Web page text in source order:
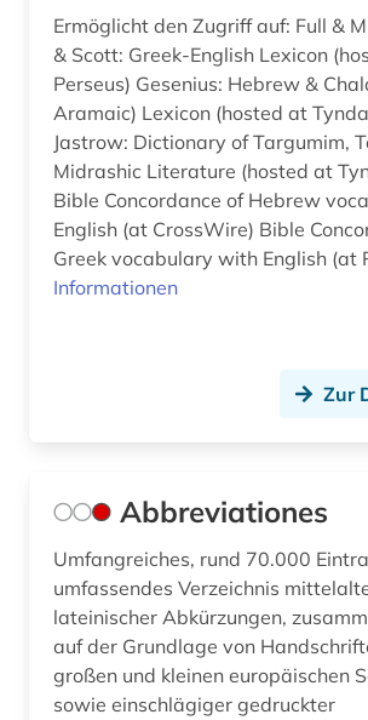
galloromanistik (4)
geistesleben (2)
geisteswissenschaft (1)
geisteswissenschaften (17)
geowissenschaften (1)
germanistik (2)
geschichte 1300-1600 (2)
geschichte 1450-1700 (1)
geschichte 1450-1912 (1)
geschichte 200-1500 (1)
Ermöglicht den Zugriff auf: Full & Middle Liddell
& Scott: Greek-English Lexicon
Perseus) Gesenius: Hebrew & Chaldee (ie
Aramaic) Lexicon (hosted at
Jastrow: Dictionary of Targumim,
Midrashic Literature (hosted at TyndaleArchive)
Bible Concordance of Hebrew
English (at CrossWire) Bible Concordance of
Greek vocabulary with English (at
Informationen
Zur
Abbreviationes
Umfangreiches, rund 70.000
umfassendes Verzeichnis
lateinischer Abkürzungen,
auf der Grundlage von
großen und kleinen europäischen
sowie einschlägiger gedruckter